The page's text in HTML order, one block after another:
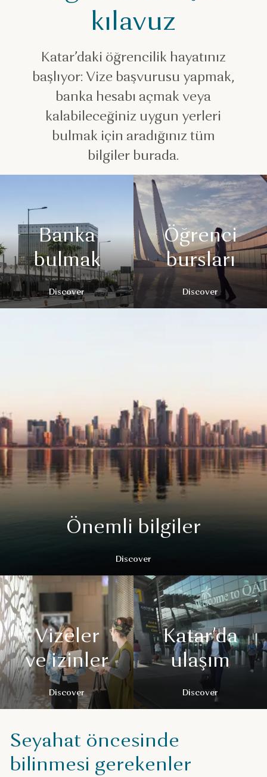
kılavuz
Katar’daki öğrencilik hayatınız
başlıyor: Vize başvurusu yapmak,
banka hesabı açmak veya
kalabileceğiniz uygun yerleri
bulmak için aradığınız tüm
bilgiler burada.
Banka
bulmak
Discover
Öğrenci
bursları
Discover
Önemli bilgiler
Discover
Vizeler
ve izinler
Discover
Katar’da
ulaşım
Discover
Seyahat öncesinde
bilinmesi gerekenler